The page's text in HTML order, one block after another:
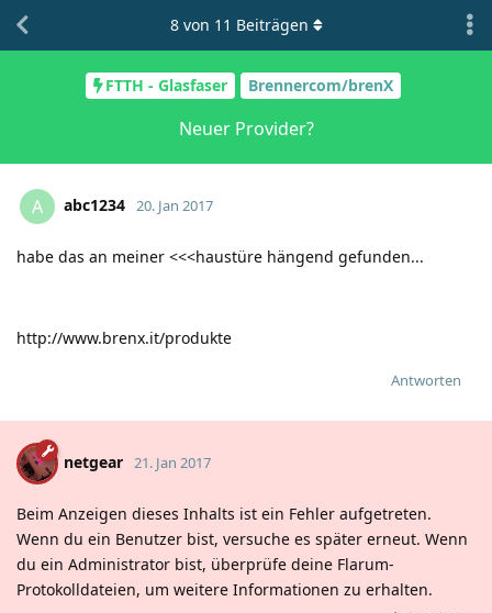
FTTH - Glasfaser Brennercom/brenX
Neuer Provider?
8von 11 Beiträgen
A abc1234 20. Jan 2017
habe das an meiner <<<haustüre hängend gefunden...
http://www.brenx.it/produkte
Antworten
netgear 21. Jan 2017
Beim Anzeigen dieses Inhalts ist ein Fehler aufgetreten.
Wenn du ein Benutzer bist, versuche es später erneut. Wenn
du ein Administrator bist, überprüfe deine Flarum-
Protokolldateien, um weitere Informationen zu erhalten.